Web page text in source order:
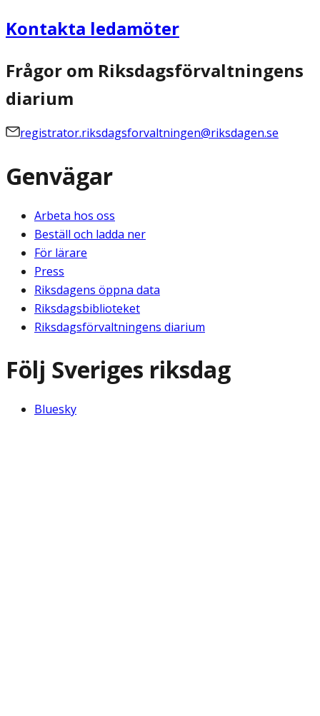
Kontakta ledamöter
Frågor om Riksdagsförvaltningens
diarium
registrator.riksdagsforvaltningen@riksdagen.se
Genvägar
Arbeta hos oss
Beställ och ladda ner
För lärare
Press
Riksdagens öppna data
Riksdagsbiblioteket
Riksdagsförvaltningens diarium
Följ Sveriges riksdag
Bluesky